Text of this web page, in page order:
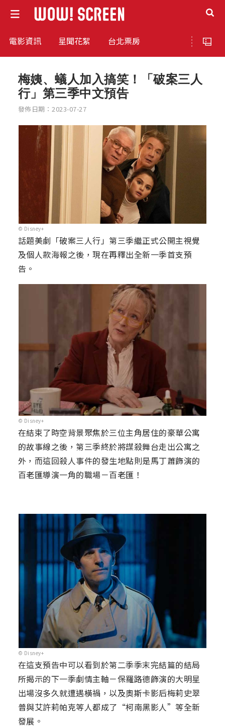
電影資訊 星聞花絮 台北票房
梅姨、蟻人加入搞笑！「破案三人
行」第三季中文預告
發佈日期：2023-07-27
© Disney+
話題美劇「破案三人行」第三季繼正式公開主視覺
及個人款海報之後，現在再釋出全新一季首支預
告。
© Disney+
在結束了時空背景聚焦於三位主角居住的豪華公寓
的故事線之後，第三季終於將謀殺舞台走出公寓之
外，而這回殺人事件的發生地點則是馬丁蕭飾演的
百老匯導演一角的職場－百老匯！
© Disney+
在這支預告中可以看到於第二季季末完結篇的結局
所揭示的下一季劇情主軸－保羅路德飾演的大明星
出場沒多久就遭遇橫禍，以及奧斯卡影后梅莉史翠
普與艾許莉帕克等人都成了“柯南黑影人”等全新
發展。